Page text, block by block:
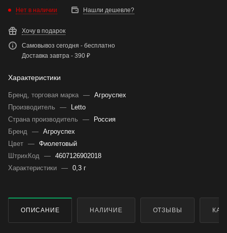
Нет в наличии Нашли дешевле?
Хочу в подарок
Самовывоз сегодня - бесплатно
Доставка завтра - 390 ₽
Характеристики
Бренд, торговая марка — Агроуспех
Производитель
—
Letto
Страна производитель
—
Россия
Бренд — Агроуспех
Цвет — Фиолетовый
ШтрихКод — 4607126902018
Характеристики — 0,3 г
ОПИСАНИЕ НАЛИЧИЕ ОТЗЫВЫ